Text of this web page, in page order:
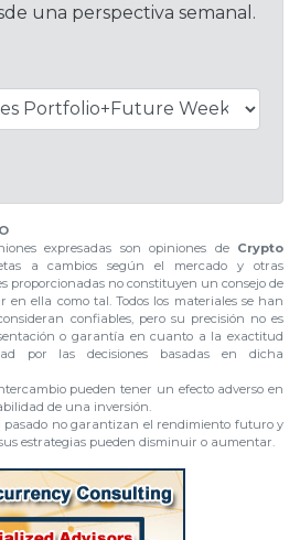
una perspectiva semanal.
expresadas son opiniones de Crypto
a cambios según el mercado y otras
proporcionadas no constituyen un consejo de
en ella como tal. Todos los materiales se han
confiables, pero su precisión no es
o garantía en cuanto a la exactitud
por las decisiones basadas en dicha
pueden tener un efecto adverso en
de una inversión.
pasado no garantizan el rendimiento futuro y
estrategias pueden disminuir o aumentar.